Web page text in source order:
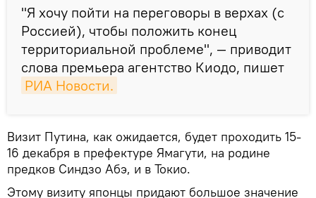
"Я хочу пойти на переговоры в верхах (с
Россией), чтобы положить конец
территориальной проблеме", — приводит
слова премьера агентство Киодо, пишет
РИА Новости.
Визит Путина, как ожидается, будет проходить 15-
16 декабря в префектуре Ямагути, на родине
предков Синдзо Абэ, и в Токио.
Этому визиту японцы придают большое значение